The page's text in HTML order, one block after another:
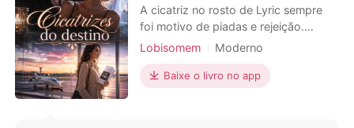
Histórico
Sair
A cicatriz no rosto de Lyric sempre
foi motivo de piadas e rejeição.
Desde pequena, todos ao seu redor
dividia a vida — a tratavam com nojo
ou indiferença. Ele só a mantinha por
Lobisomem
Moderno
Amor a primeira vista
Casamento por contrato
Baixe o livro no app